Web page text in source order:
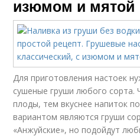
Лимонная настойка
Настойка на лимоне
изюмом и мятой
Для приготовления настоек
сушеные груши любого
плоды, тем вкуснее напиток
вариантом являются груши
«Анжуйские», но подойдут